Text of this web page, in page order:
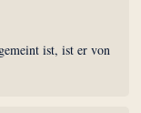
ist, ist er von